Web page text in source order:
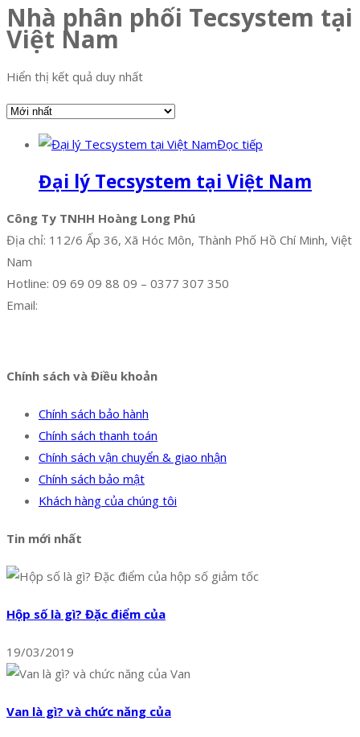
Nhà phân phối Tecsystem tại
Việt Nam
Hiển thị kết quả duy nhất
Đọc tiếp
Đại lý Tecsystem tại Việt Nam
Công Ty TNHH Hoàng Long Phú
Địa chỉ: 112/6 Ấp 36, Xã Hóc Môn, Thành Phố Hồ Chí Minh, Việt
Nam
Hotline: 09 69 09 88 09 – 0377 307 350
Email:
Chính sách và Điều khoản
Chính sách bảo hành
Chính sách thanh toán
Chính sách vận chuyển & giao nhận
Chính sách bảo mật
Khách hàng của chúng tôi
Tin mới nhất
Hộp số là gì? Đặc điểm của
19/03/2019
Van là gì? và chức năng của